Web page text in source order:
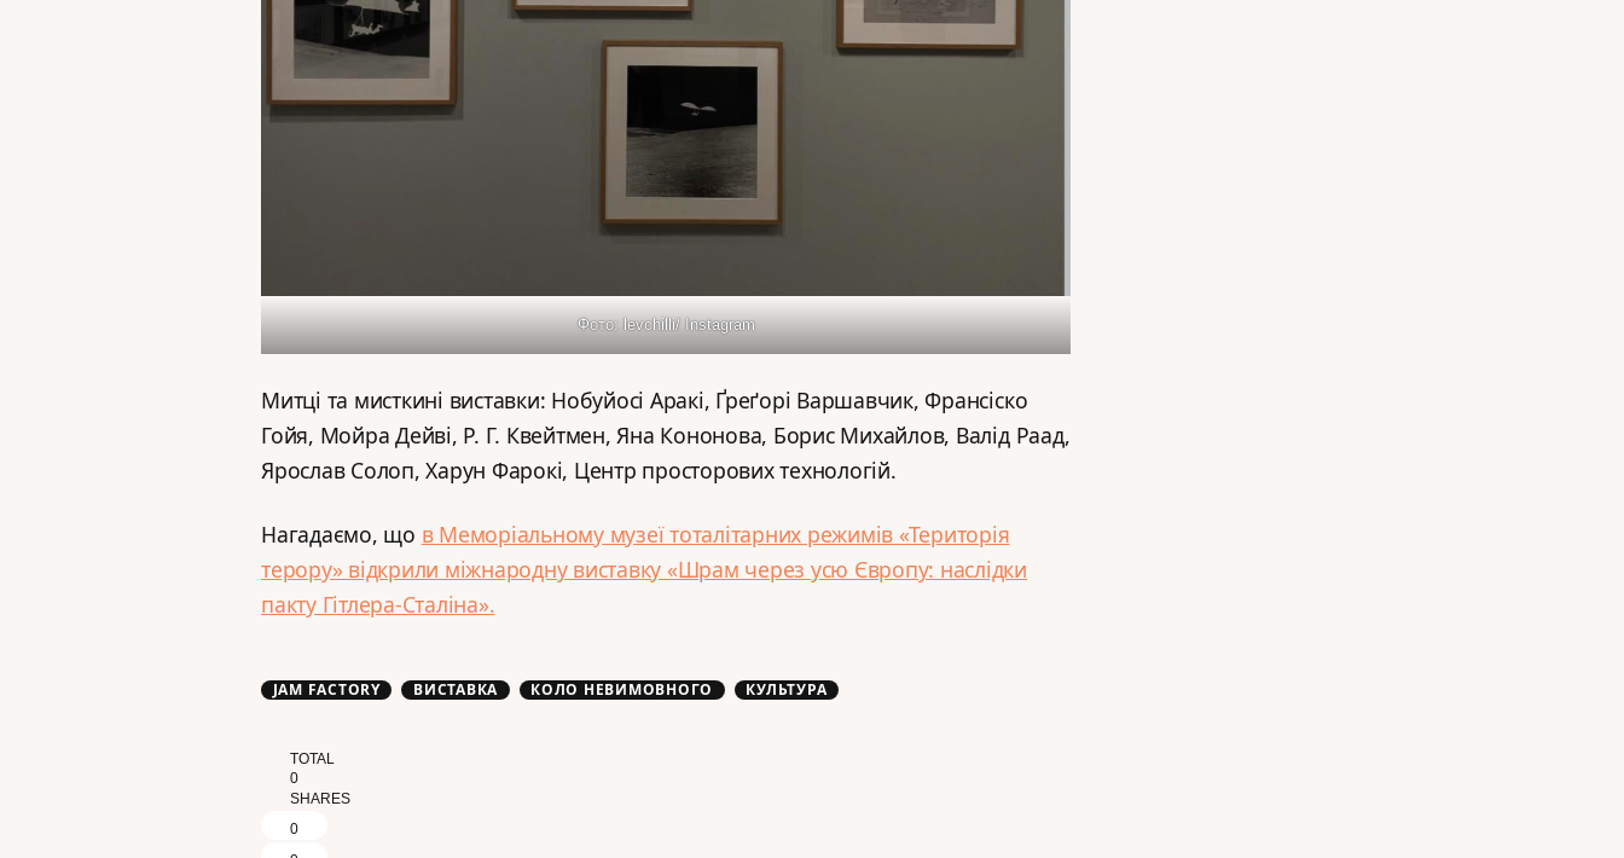
Фото: levchilli/ Instagram
Митці та мисткині виставки: Нобуйосі Аракі, Ґреґорі Варшавчик, Франсіско
Гойя, Мойра Дейві, Р. Г. Квейтмен, Яна Кононова, Борис Михайлов, Валід Раад,
Ярослав Солоп, Харун Фарокі, Центр просторових технологій.
Нагадаємо, що в Меморіальному музеї тоталітарних режимів «Територія
терору» відкрили міжнародну виставку «Шрам через усю Європу: наслідки
пакту Гітлера-Сталіна».
JAM FACTORY ВИСТАВКА КОЛО НЕВИМОВНОГО КУЛЬТУРА
TOTAL
0
SHARES
0